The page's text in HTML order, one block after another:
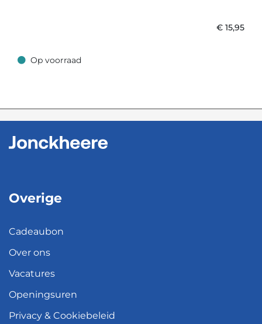
€ 15,95
Op voorraad
Op voorraad
Overige
Cadeaubon
Over ons
Vacatures
Openingsuren
Privacy & Cookiebeleid